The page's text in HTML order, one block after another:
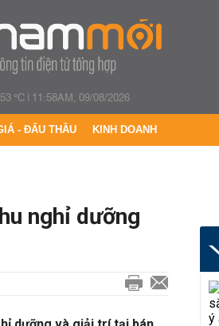
°C| 11:58AM, 09/08/2026
- ĐẤU THẦU KINH DOANH
nghỉ dưỡng